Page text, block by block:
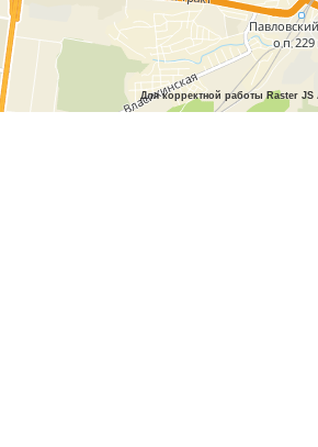
Для корректной работы Raster